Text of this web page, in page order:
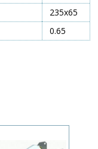
235х65
0.65